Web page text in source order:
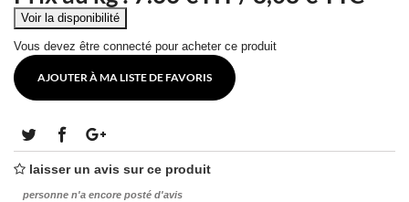
Vous devez être connecté pour acheter ce produit
AJOUTER À MA LISTE DE FAVORIS
laisser un avis sur ce produit
personne n'a encore posté d'avis